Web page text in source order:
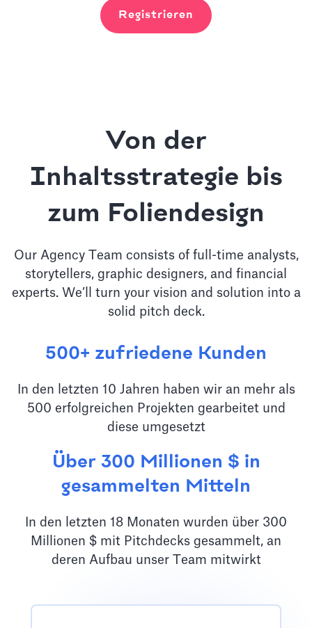
Registrieren
Von der
Inhaltsstrategie bis
zum Foliendesign
Our Agency Team consists of full-time analysts,
storytellers, graphic designers, and financial
experts. We’ll turn your vision and solution into a
solid pitch deck.
500+ zufriedene Kunden
In den letzten 10 Jahren haben wir an mehr als
500 erfolgreichen Projekten gearbeitet und
diese umgesetzt
Über 300 Millionen $ in
gesammelten Mitteln
In den letzten 18 Monaten wurden über 300
Millionen $ mit Pitchdecks gesammelt, an
deren Aufbau unser Team mitwirkt